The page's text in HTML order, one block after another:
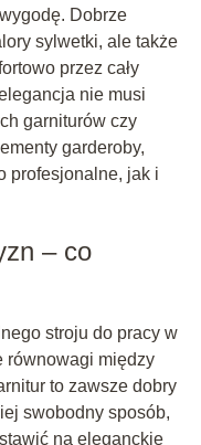
Dobrze
sylwetki, ale także
przez cały
nie musi
garniturów czy
garderoby,
profesjonalne, jak i
– co
stroju do pracy w
równowagi między
to zawsze dobry
swobodny sposób,
na eleganckie